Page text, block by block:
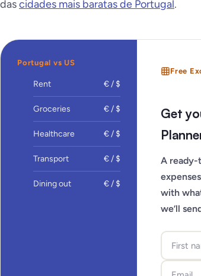
dascidades mais baratas de Portugal.
Portugal vs US
Rent € / $
Groceries € / $
Healthcare € / $
Transport € / $
Dining out € / $
Free
Get
A ready-
with
we’ll